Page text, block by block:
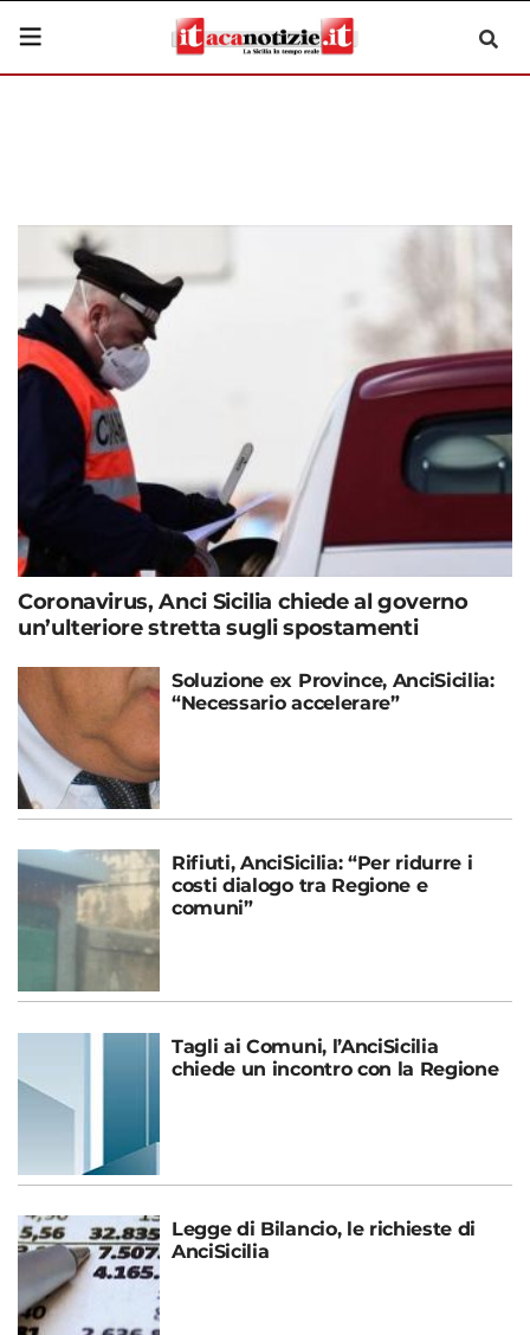
Coronavirus, Anci Sicilia chiede al governo
un’ulteriore stretta sugli spostamenti
Soluzione ex Province, AnciSicilia:
“Necessario accelerare”
Rifiuti, AnciSicilia: “Per ridurre i
costi dialogo tra Regione e
comuni”
Tagli ai Comuni, l’AnciSicilia
chiede un incontro con la Regione
Legge di Bilancio, le richieste di
AnciSicilia